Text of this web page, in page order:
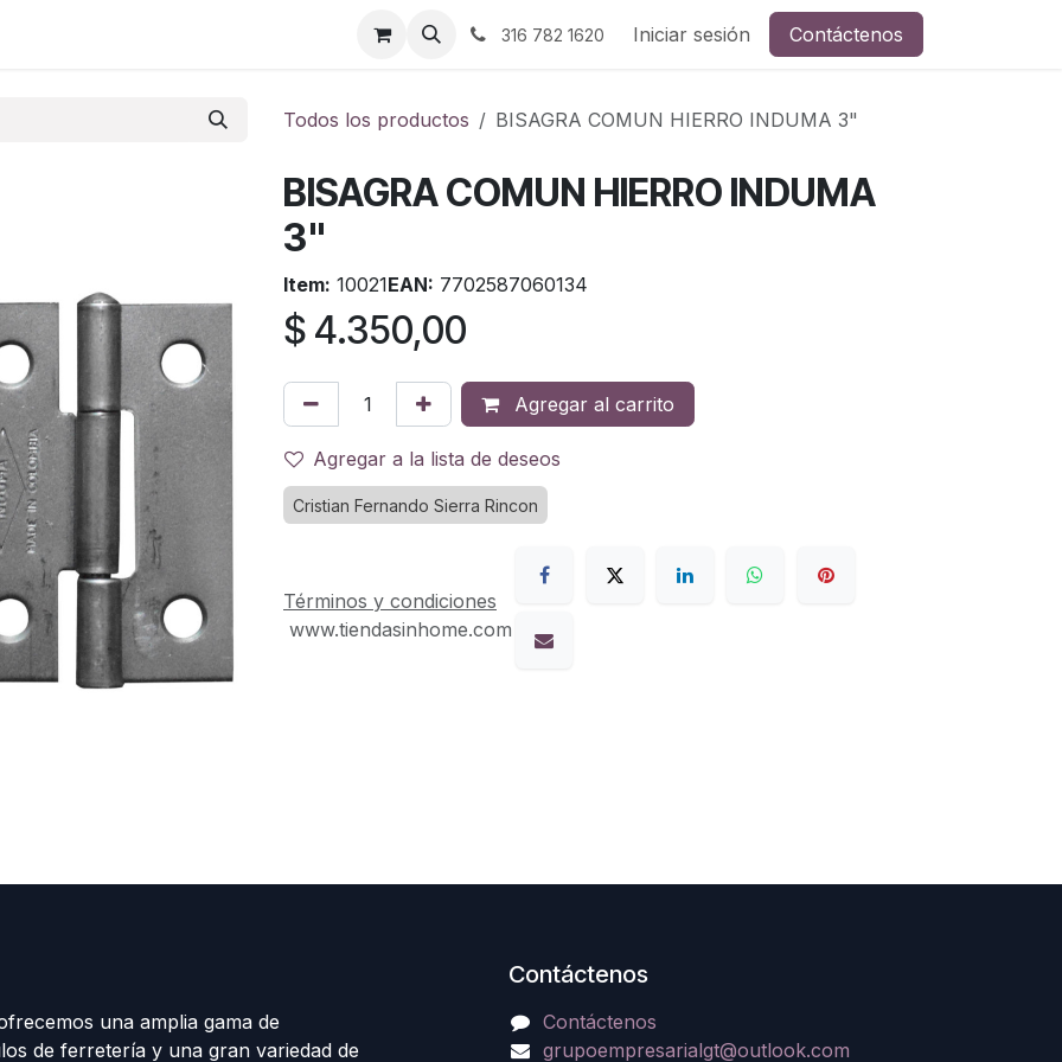
316 782 1620 Iniciar sesión Contáctenos
Todos los productos BISAGRA COMUN HIERRO INDUMA 3"
BISAGRA COMUN HIERRO INDUMA
3"
Item: 10021EAN: 7702587060134
$ 4.350,00
Agregar al carrito
Agregar a la lista de deseos
Cristian Fernando Sierra Rincon
Términos y condiciones
www.tiendasinhome.com
una amplia gama de
de ferretería y una gran variedad de
Contáctenos
Contáctenos
grupoempresarialgt@outlook.com